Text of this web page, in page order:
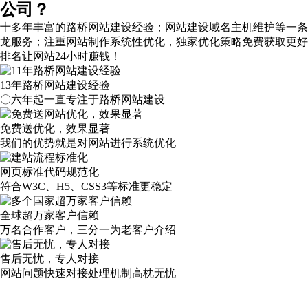
公司？
十多年丰富的路桥网站建设经验；网站建设域名主机维护等一条
龙服务 ；注重网站制作系统性优化， 独家优化策略免费获取更好
排名让网站24小时赚钱！
13年路桥网站建设经验
〇六年起一直专注于路桥网站建设
免费送优化，效果显著
我们的优势就是对网站进行系统优化
网页标准代码规范化
符合W3C、H5、CSS3等标准更稳定
全球超万家客户信赖
万名合作客户，三分一为老客户介绍
售后无忧，专人对接
网站问题快速对接处理机制高枕无忧